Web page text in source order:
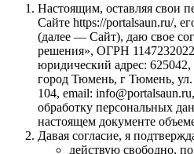
Настоящим, оставляя свои
Сайте https://portalsaun.ru/,
(далее — Сайт), даю свое
решения», ОГРН
юридический адрес: 625042,
город Тюмень, г Тюмень,
104, email:
обработку персональных
настоящем документе
Давая согласие, я
действую свободно,